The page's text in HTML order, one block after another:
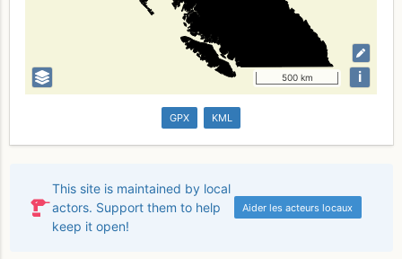
500 km i
GPX KML
This site is maintained by local
actors. Support them to help
keep it open!
Aider les acteurs locaux